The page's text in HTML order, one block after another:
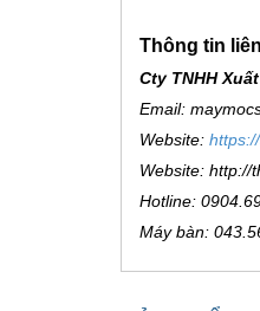
Thông tin
Cty TNHH
Email:
Website:
Website: http://
Hotline:
Máy bàn: